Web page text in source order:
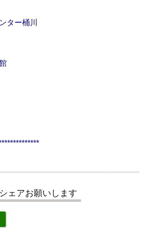
ター桶川
ェアお願いします